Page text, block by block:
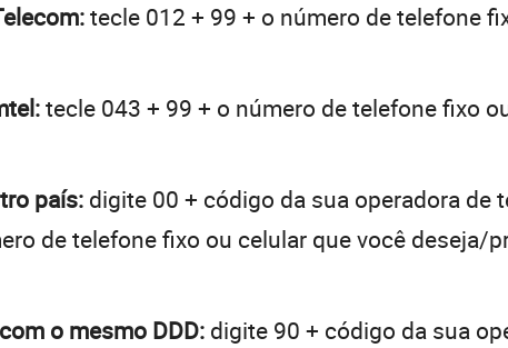
tecle 012 + 99 + o número de telefone
tecle 043 + 99 + o número de telefone fixo
país: digite 00 + código da sua operadora de
de telefone fixo ou celular que você deseja/
o mesmo DDD: digite 90 + código da sua